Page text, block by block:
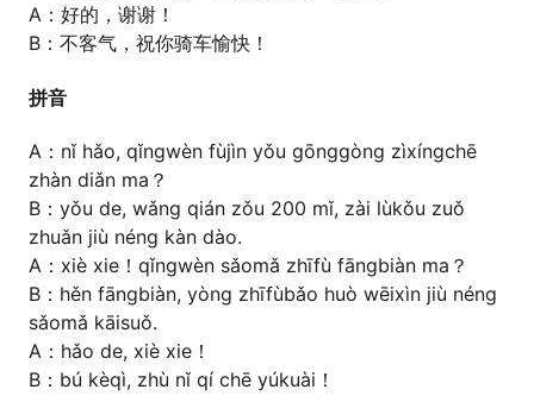
A：好的，谢谢！
B：不客气，祝你骑车愉快！
拼音
A：nǐ hǎo, qǐngwèn fùjìn yǒu gōnggòng zìxíngchē
zhàn diǎn ma？
B：yǒu de, wǎng qián zǒu 200 mǐ, zài lùkǒu zuǒ
zhuǎn jiù néng kàn dào.
A：xiè xie！qǐngwèn sǎomǎ zhīfù fāngbiàn ma？
B：hěn fāngbiàn, yòng zhīfùbǎo huò wēixìn jiù néng
sǎomǎ kāisuǒ.
A：hǎo de, xiè xie！
B：bú kèqì, zhù nǐ qí chē yúkuài！